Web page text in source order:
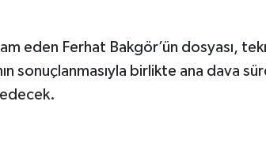
eden Ferhat Bakgör’ün dosyası,
sonuçlanmasıyla birlikte ana dava